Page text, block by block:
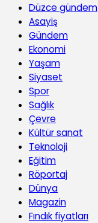
Düzce gündem
Asayiş
Gündem
Ekonomi
Yaşam
Siyaset
Spor
Sağlık
Çevre
Kültür sanat
Teknoloji
Eğitim
Röportaj
Dünya
Magazin
Fındık fiyatları